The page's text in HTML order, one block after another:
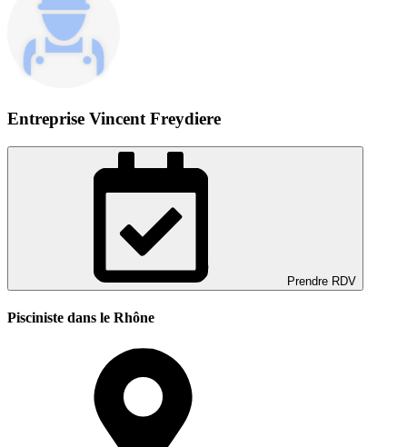
Entreprise Vincent Freydiere
Prendre RDV
Pisciniste dans le Rhône